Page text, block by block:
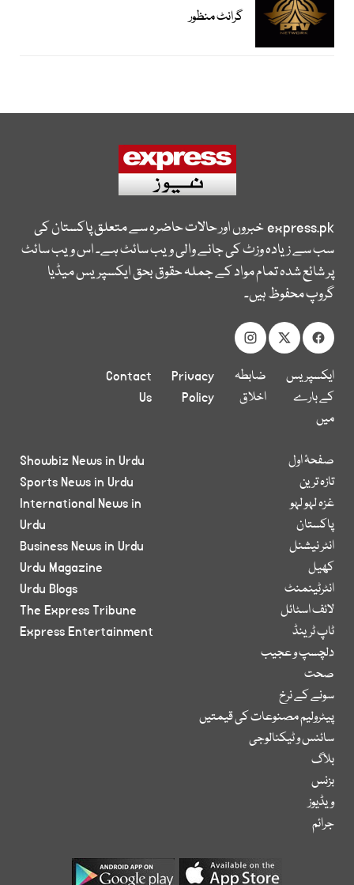
گرانٹ منظور
express.pkخبروں اور حالات حاضرہ سے متعلق پاکستان کی
سب سے زیادہ وزٹ کی جانے والی ویب سائٹ ہے۔ اس ویب سائٹ
پر شائع شدہ تمام مواد کے جملہ حقوق بحق ایکسپریس میڈیا
گروپ محفوظ ہیں۔
ایکسپریس
کے بارے
میں
ضابطہ
اخلاق
Privacy
Policy
Contact
Us
صفحۂ اول
تازہ ترین
غزہ لہو لہو
پاکستان
انٹر نیشنل
کھیل
انٹرٹینمنٹ
لائف اسٹائل
ٹاپ ٹرینڈ
دلچسپ و عجیب
صحت
سونے کے نرخ
پیٹرولیم مصنوعات کی قیمتیں
سائنس و ٹیکنالوجی
بلاگ
بزنس
ویڈیوز
جرائم
Showbiz News in Urdu
Sports News in Urdu
International News in
Urdu
Business News in Urdu
Urdu Magazine
Urdu Blogs
The Express Tribune
Express Entertainment